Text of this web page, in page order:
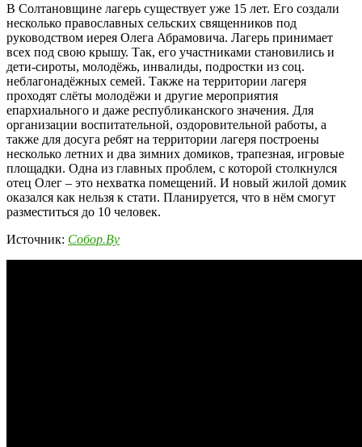
В Солтановщине лагерь существует уже 15 лет. Его создали
несколько православных сельских священников под
руководством иерея Олега Абрамовича. Лагерь принимает
всех под свою крышу. Так, его участниками становились и
дети-сироты, молодёжь, инвалиды, подростки из соц.
неблагонадёжных семей. Также на территории лагеря
проходят слёты молодёжи и другие мероприятия
епархиального и даже республиканского значения. Для
организации воспитательной, оздоровительной работы, а
также для досуга ребят на территории лагеря построены
несколько летних и два зимних домиков, трапезная, игровые
площадки. Одна из главных проблем, с которой столкнулся
отец Олег – это нехватка помещений. И новый жилой домик
оказался как нельзя к стати. Планируется, что в нём смогут
разместиться до 10 человек.
Источник: Собор.By